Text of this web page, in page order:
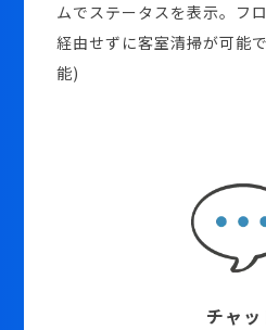
ムでステータスを表示。フ
経由せずに客室清掃が可能
能)
チャッ